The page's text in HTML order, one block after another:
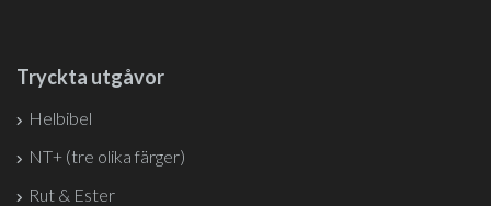
Tryckta utgåvor
Helbibel
NT+ (tre olika färger)
Rut & Ester